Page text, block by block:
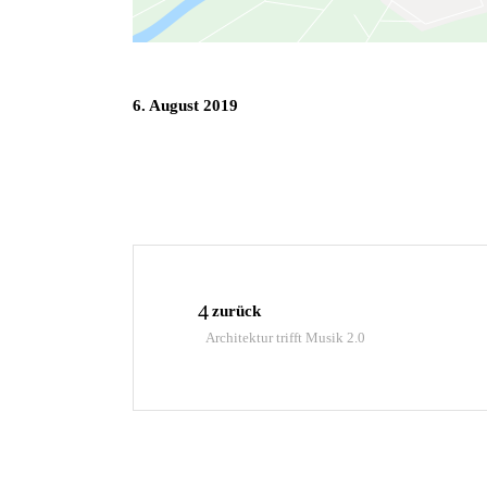
6. August 2019
zurück
Architektur trifft Musik 2.0